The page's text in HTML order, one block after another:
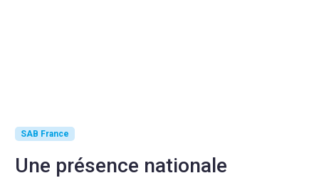
SAB France
Une présence nationale